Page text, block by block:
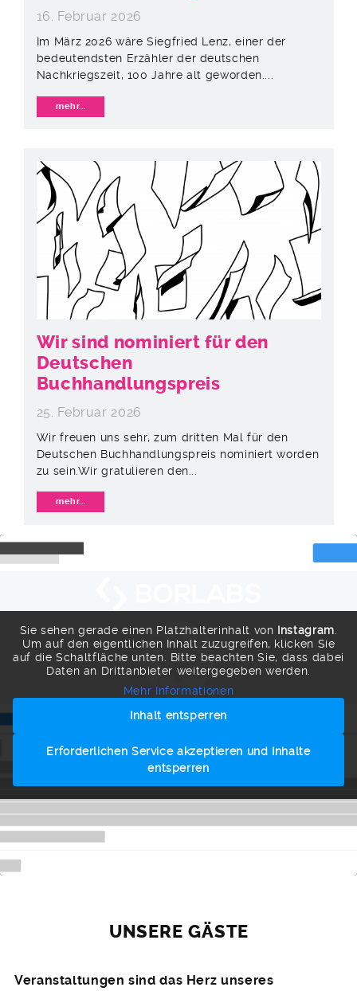
16. Februar 2026
Im März 2026 wäre Siegfried Lenz, einer der
bedeutendsten Erzähler der deutschen
Nachkriegszeit, 100 Jahre alt geworden....
mehr...
Wir sind nominiert für den
Deutschen
Buchhandlungspreis
25. Februar 2026
Wir freuen uns sehr, zum dritten Mal für den
Deutschen Buchhandlungspreis nominiert worden
zu sein.Wir gratulieren den...
mehr...
Sie sehen gerade einen Platzhalterinhalt von Instagram
Um auf den eigentlichen Inhalt zuzugreifen, klicken Sie
auf die Schaltfläche unten. Bitte beachten Sie, dass dabei
Daten an Drittanbieter weitergegeben werden.
Mehr Informationen
Inhalt entsperren
Erforderlichen Service akzeptieren und Inhalte
entsperren
UNSERE GÄSTE
Veranstaltungen sind das Herz unseres